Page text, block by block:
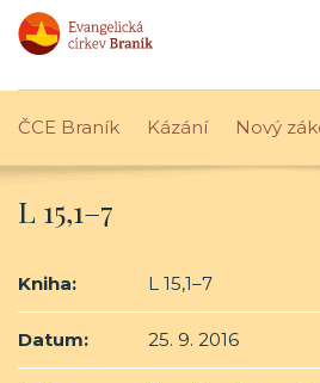
ČCE Braník Kázání Nový
L 15,1–7
Kniha: L 15,1–7
Datum: 25. 9. 2016